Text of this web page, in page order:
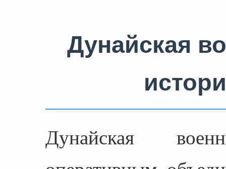
Дунайская
Дунайская